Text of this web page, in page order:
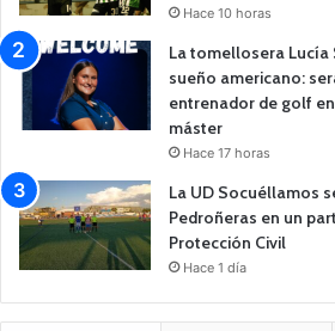
Hace 10 horas
La tomellosera Lucía
sueño americano:
entrenador de golf
máster
Hace 17 horas
La UD Socuéllamos
Pedroñeras en un
Protección Civil
Hace 1 día